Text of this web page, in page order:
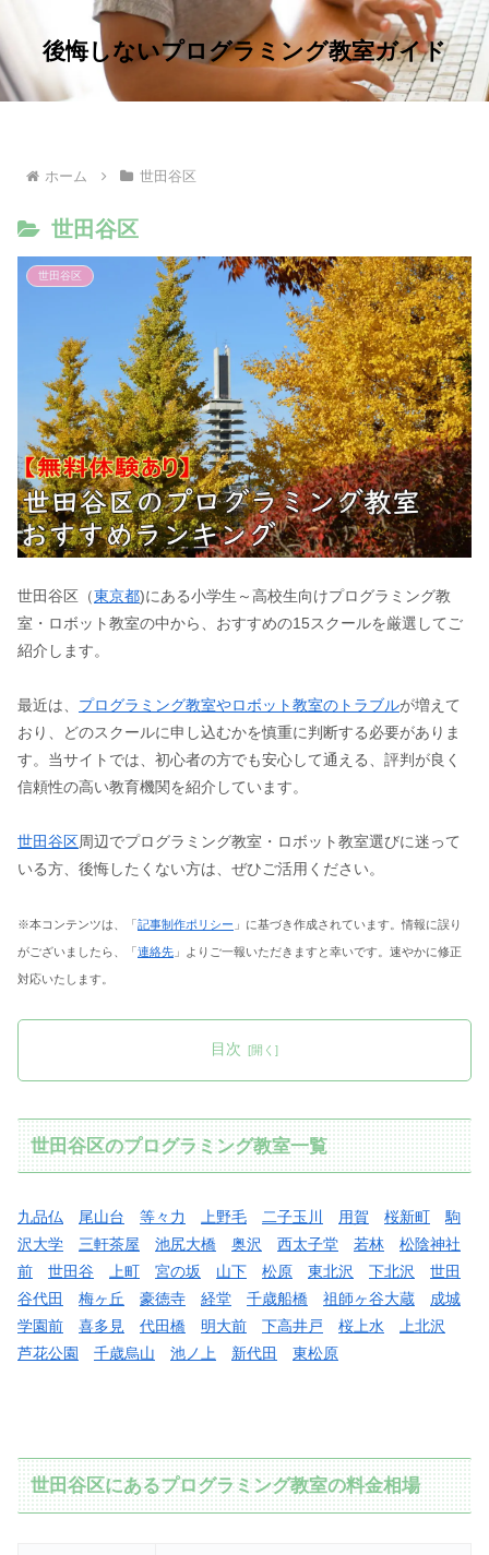
後悔しないプログラミング教室ガイド
ホーム 世田谷区
世田谷区
世田谷区
世田谷区（東京都)にある小学生～高校生向けプログラミング教
室・ロボット教室の中から、おすすめの15スクールを厳選してご
紹介します。
最近は、 プログラミング教室やロボット教室のトラブルが増えて
おり、どのスクールに申し込むかを慎重に判断する必要がありま
す。当サイトでは、初心者の方でも安心して通える、評判が良く
信頼性の高い教育機関を紹介しています。
世田谷区周辺でプログラミング教室・ロボット教室選びに迷って
いる方、後悔したくない方は、ぜひご活用ください。
※本コンテンツは、「記事制作ポリシー 」に基づき作成されています。情報に誤り
がございましたら、「連絡先 」よりご一報いただきますと幸いです。速やかに修正
対応いたします。
目次
世田谷区のプログラミング教室一覧
九品仏 尾山台 等々力 上野毛 二子玉川 用賀 桜新町
駒
沢大学
三軒茶屋 池尻大橋 奥沢 西太子堂 若林
松陰神社
前
世田谷 上町 宮の坂 山下 松原 東北沢 下北沢
世田
谷代田
梅ヶ丘 豪徳寺 経堂 千歳船橋 祖師ヶ谷大蔵
成城
学園前
喜多見 代田橋 明大前 下高井戸 桜上水
上北沢
芦花公園
千歳烏山 池ノ上 新代田 東松原
世田谷区にあるプログラミング教室の料金相場